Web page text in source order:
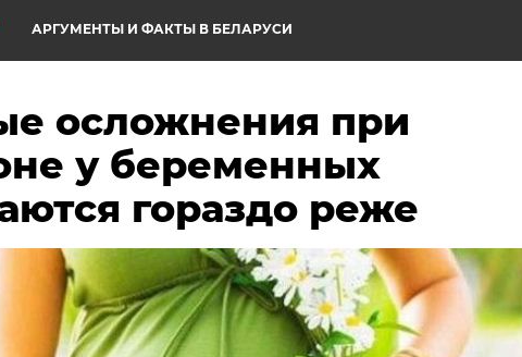
АРГУМЕНТЫ И ФАКТЫ В БЕЛАРУСИ
осложнения при
у беременных
гораздо реже